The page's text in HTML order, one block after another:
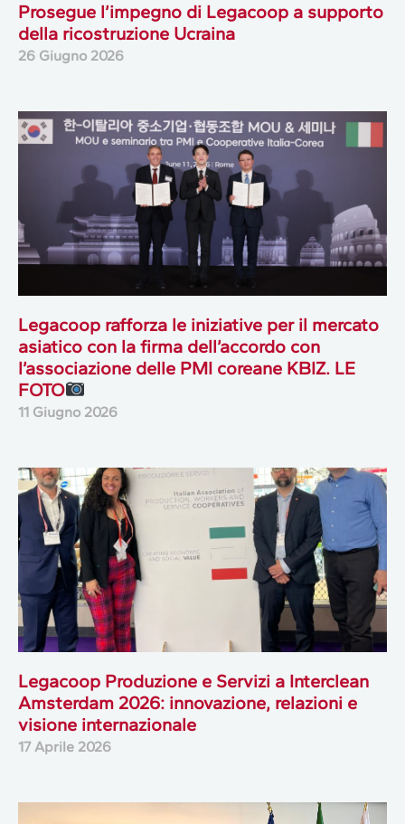
Prosegue l’impegno di Legacoop a supporto
della ricostruzione Ucraina
26 Giugno 2026
Legacoop rafforza le iniziative per il mercato
asiatico con la firma dell’accordo con
l’associazione delle PMI coreane KBIZ. LE
FOTO
11 Giugno 2026
Legacoop Produzione e Servizi a Interclean
Amsterdam 2026: innovazione, relazioni e
visione internazionale
17 Aprile 2026